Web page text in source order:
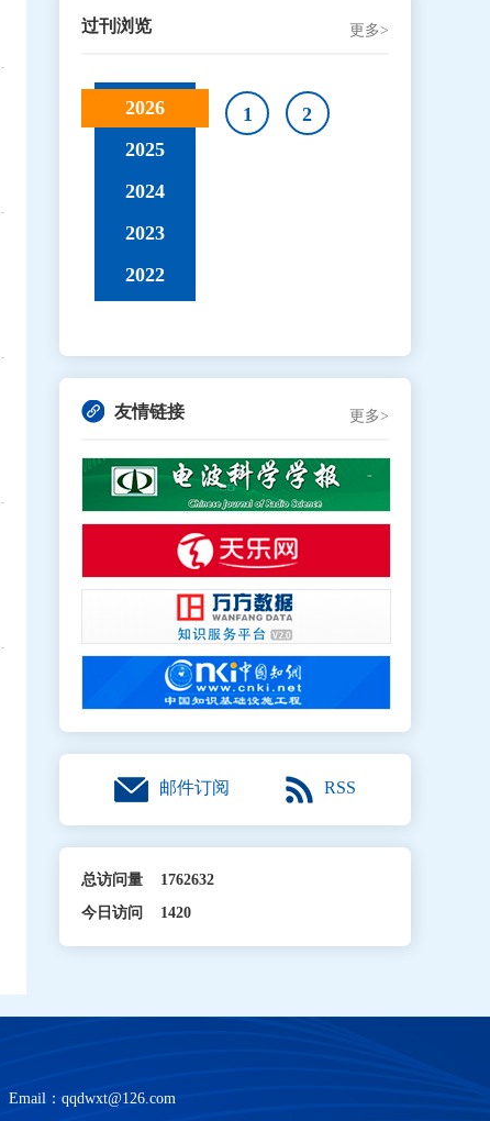
过刊浏览 更多>
2026
2025
2024
2023
2022
1 2
友情链接 更多>
邮件订阅 RSS
总访问量 1762632
今日访问 1420
Email： qqdwxt@126.com